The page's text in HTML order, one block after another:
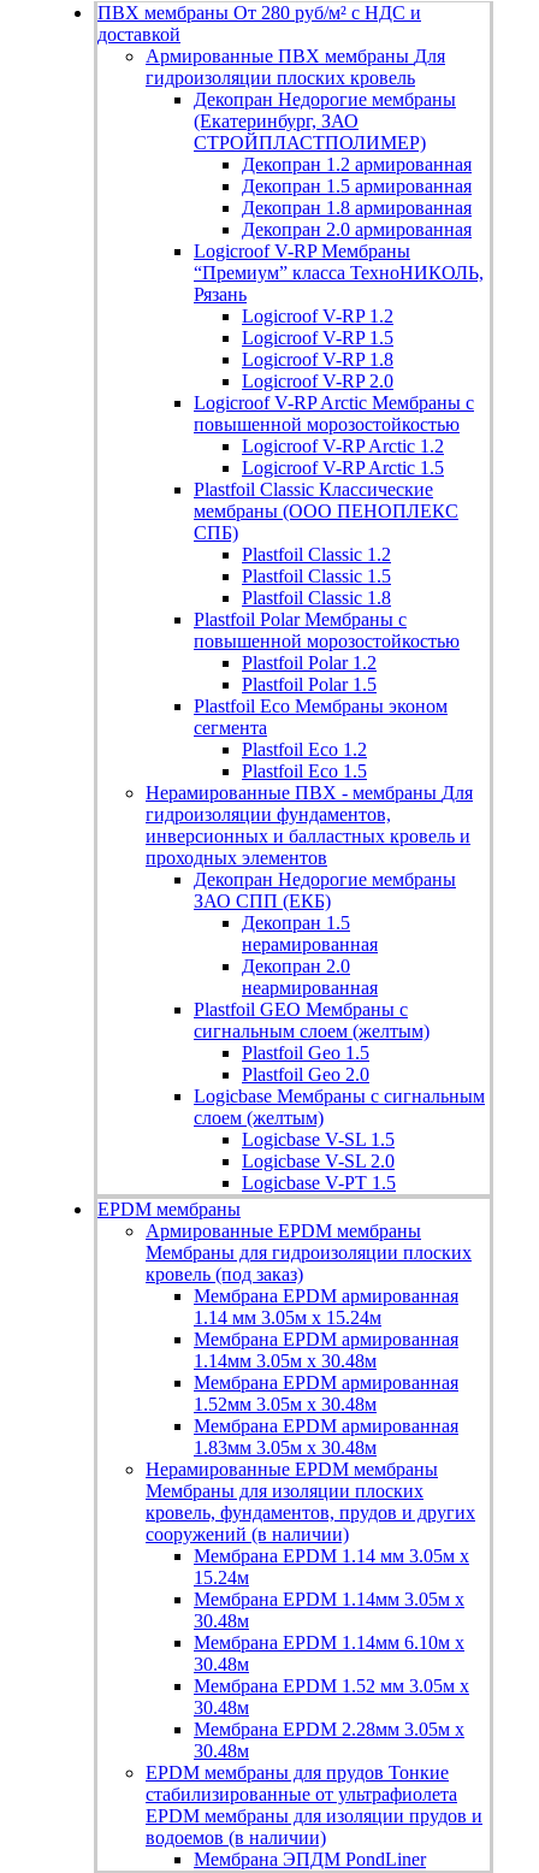
ПВХ мембраны От 280 руб/м² с НДС и
доставкой
Армированные ПВХ мембраны Для
гидроизоляции плоских кровель
Декопран Недорогие мембраны
(Екатеринбург, ЗАО
СТРОЙПЛАСТПОЛИМЕР)
Декопран 1.2 армированная
Декопран 1.5 армированная
Декопран 1.8 армированная
Декопран 2.0 армированная
Logicroof V-RP Мембраны
“Премиум” класса ТехноНИКОЛЬ,
Рязань
Logicroof V-RP 1.2
Logicroof V-RP 1.5
Logicroof V-RP 1.8
Logicroof V-RP 2.0
Logicroof V-RP Arctic Мембраны с
повышенной морозостойкостью
Logicroof V-RP Arctic 1.2
Logicroof V-RP Arctic 1.5
Plastfoil Classic Классические
мембраны (ООО ПЕНОПЛЕКС
СПБ)
Plastfoil Classic 1.2
Plastfoil Classic 1.5
Plastfoil Classic 1.8
Plastfoil Polar Мембраны с
повышенной морозостойкостью
Plastfoil Polar 1.2
Plastfoil Polar 1.5
Plastfoil Eco Мембраны эконом
сегмента
Plastfoil Eco 1.2
Plastfoil Eco 1.5
Нерамированные ПВХ - мембраны Для
гидроизоляции фундаментов,
инверсионных и балластных кровель и
проходных элементов
Декопран Недорогие мембраны
ЗАО СПП (ЕКБ)
Декопран 1.5
нерамированная
Декопран 2.0
неармированная
Plastfoil GEO Мембраны с
сигнальным слоем (желтым)
Plastfoil Geo 1.5
Plastfoil Geo 2.0
Logicbase Мембраны с сигнальным
слоем (желтым)
Logicbase V-SL 1.5
Logicbase V-SL 2.0
Logicbase V-PT 1.5
EPDM мембраны
Армированные EPDM мембраны
Мембраны для гидроизоляции плоских
кровель (под заказ)
Мембрана EPDM армированная
1.14 мм 3.05м х 15.24м
Мембрана EPDM армированная
1.14мм 3.05м х 30.48м
Мембрана EPDM армированная
1.52мм 3.05м х 30.48м
Мембрана EPDM армированная
1.83мм 3.05м х 30.48м
Нерамированные EPDM мембраны
Мембраны для изоляции плоских
кровель, фундаментов, прудов и других
сооружений (в наличии)
Мембрана EPDM 1.14 мм 3.05м х
15.24м
Мембрана EPDM 1.14мм 3.05м х
30.48м
Мембрана EPDM 1.14мм 6.10м х
30.48м
Мембрана EPDM 1.52 мм 3.05м х
30.48м
Мембрана EPDM 2.28мм 3.05м х
30.48м
EPDM мембраны для прудов Тонкие
стабилизированные от ультрафиолета
EPDM мембраны для изоляции прудов и
водоемов (в наличии)
Мембрана ЭПДМ PondLiner